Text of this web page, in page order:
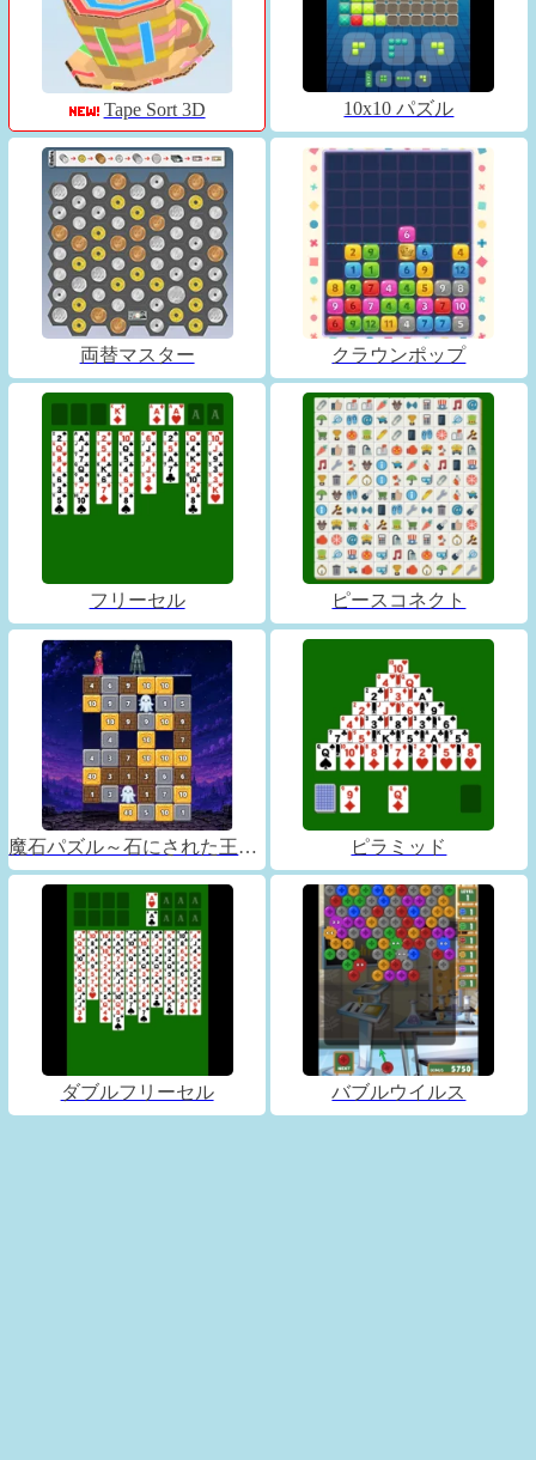
Tape Sort 3D 10x10 パズル
両替マスター クラウンポップ
フリーセル ピースコネクト
魔石パズル～石にされた王子～ ピラミッド
ダブルフリーセル バブルウイルス